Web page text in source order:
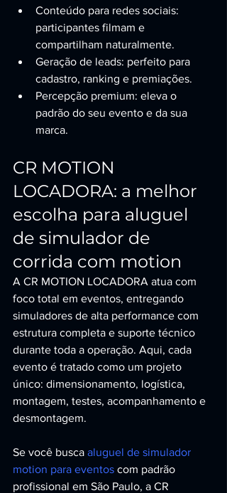
Conteúdo para redes sociais:
participantes filmam e
compartilham naturalmente.
Geração de leads: perfeito para
cadastro, ranking e premiações.
Percepção premium: eleva o
padrão do seu evento e da sua
marca.
CR MOTION
LOCADORA: a melhor
escolha para aluguel
de simulador de
corrida com motion
A CR MOTION LOCADORA atua com
foco total em eventos, entregando
simuladores de alta performance com
estrutura completa e suporte técnico
durante toda a operação. Aqui, cada
evento é tratado como um projeto
único: dimensionamento, logística,
montagem, testes, acompanhamento e
desmontagem.
Se você busca aluguel de simulador
motion para eventos com padrão
profissional em São Paulo, a CR